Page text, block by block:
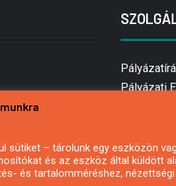
Pályázati
sütiket – tárolunk egy eszközön
és az eszköz által küldött
és tartalomméréshez,